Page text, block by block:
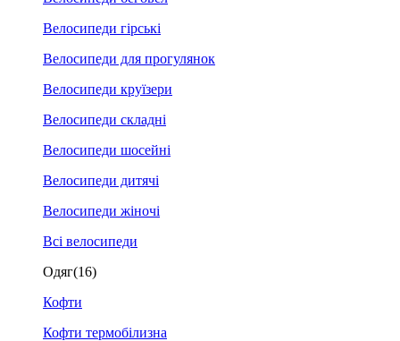
Велосипеди гірські
Велосипеди для прогулянок
Велосипеди круїзери
Велосипеди складні
Велосипеди шосейні
Велосипеди дитячі
Велосипеди жіночі
Всі велосипеди
Одяг(16)
Кофти
Кофти термобілизна